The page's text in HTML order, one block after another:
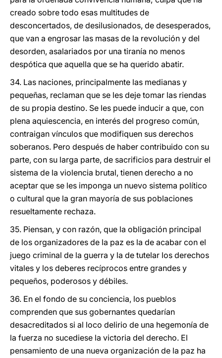
creado sobre todo esas multitudes de
desconcertados, de desilusionados, de desesperados,
que van a engrosar las masas de la revolución y del
desorden, asalariados por una tiranía no menos
despótica que aquella que se ha querido abatir.
34. Las naciones, principalmente las medianas y
pequeñas, reclaman que se les deje tomar las riendas
de su propia destino. Se les puede inducir a que, con
plena aquiescencia, en interés del progreso común,
contraigan vínculos que modifiquen sus derechos
soberanos. Pero después de haber contribuido con su
parte, con su larga parte, de sacrificios para destruir el
sistema de la violencia brutal, tienen derecho a no
aceptar que se les imponga un nuevo sistema político
o cultural que la gran mayoría de sus poblaciones
resueltamente rechaza.
35. Piensan, y con razón, que la obligación principal
de los organizadores de la paz es la de acabar con el
juego criminal de la guerra y la de tutelar los derechos
vitales y los deberes recíprocos entre grandes y
pequeños, poderosos y débiles.
36. En el fondo de su conciencia, los pueblos
comprenden que sus gobernantes quedarían
desacreditados si al loco delirio de una hegemonía de
la fuerza no sucediese la victoria del derecho. El
pensamiento de una nueva organización de la paz ha